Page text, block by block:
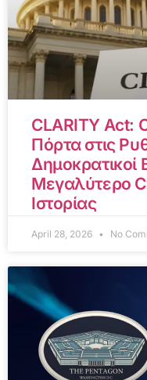
CLARITY Act:
Πόρτα στις
Μεγαλύτερο
Ιστορίας
April 28, 2026 No